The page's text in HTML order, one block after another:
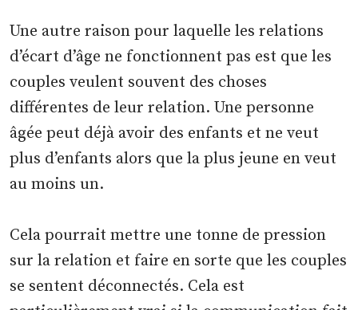
Une autre raison pour laquelle les relations
d’écart d’âge ne fonctionnent pas est que les
couples veulent souvent des choses
différentes de leur relation. Une personne
âgée peut déjà avoir des enfants et ne veut
plus d’enfants alors que la plus jeune en veut
au moins un.
Cela pourrait mettre une tonne de pression
sur la relation et faire en sorte que les couples
se sentent déconnectés. Cela est